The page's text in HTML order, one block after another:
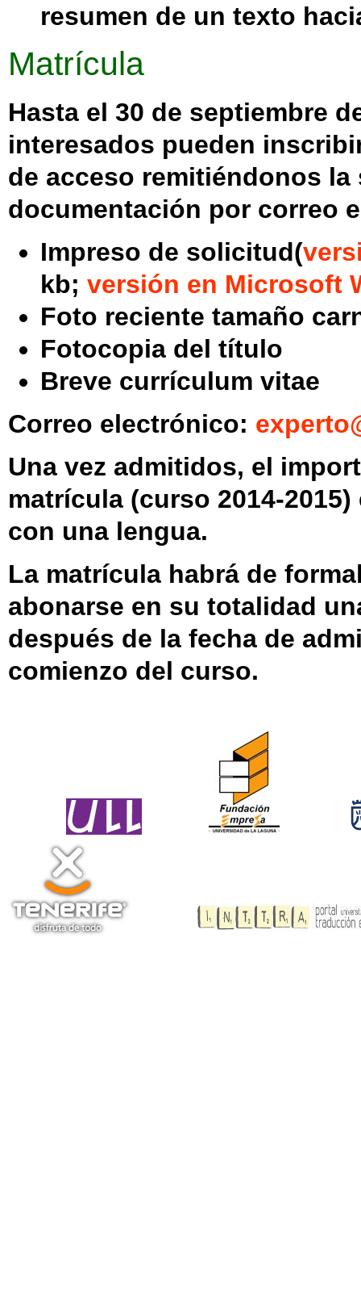
resumen de un texto
Matrícula
Hasta el 30 de septiembre
interesados pueden
de acceso remitiéndonos la
documentación por correo
Impreso de solicitud(
kb; versión en Microsoft
Foto reciente tamaño
Fotocopia del título
Breve currículum vitae
Correo electrónico:
Una vez admitidos, el
matrícula (curso 2014-2015)
con una lengua.
La matrícula habrá de
abonarse en su totalidad
después de la fecha de
comienzo del curso.